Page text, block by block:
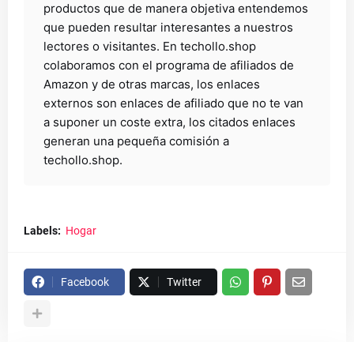
productos que de manera objetiva entendemos
que pueden resultar interesantes a nuestros
lectores o visitantes. En techollo.shop
colaboramos con el programa de afiliados de
Amazon y de otras marcas, los enlaces
externos son enlaces de afiliado que no te van
a suponer un coste extra, los citados enlaces
generan una pequeña comisión a
techollo.shop.
Labels: Hogar
Facebook Twitter